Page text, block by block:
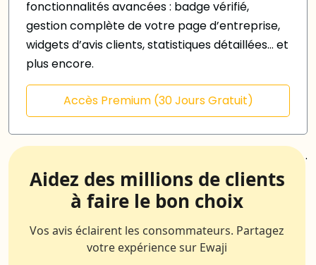
fonctionnalités avancées : badge vérifié,
gestion complète de votre page d’entreprise,
widgets d’avis clients, statistiques détaillées… et
plus encore.
Accès Premium (30 Jours Gratuit)
Aidez des millions de clients
à faire le bon choix
Vos avis éclairent les consommateurs. Partagez
votre expérience sur Ewaji
.